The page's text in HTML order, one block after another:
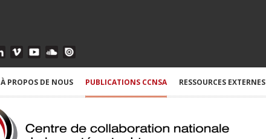
À PROPOS DE NOUS PUBLICATIONS CCNSA RESSOURCES EXTERNES